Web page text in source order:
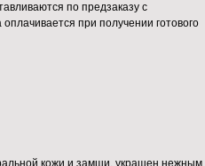
по предзаказу с
при получении готового